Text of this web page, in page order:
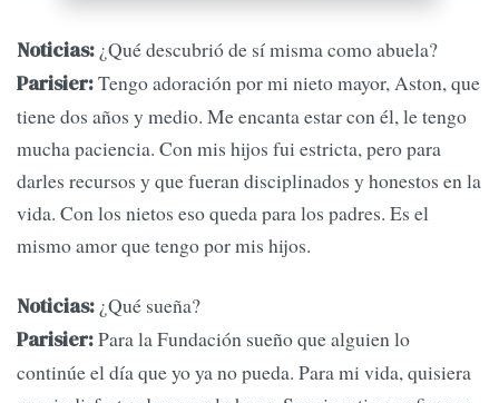
Noticias: ¿Qué descubrió de sí misma como abuela?
Parisier:Tengo adoración por mi nieto mayor, Aston, que
tiene dos años y medio. Me encanta estar con él, le tengo
mucha paciencia. Con mis hijos fui estricta, pero para
darles recursos y que fueran disciplinados y honestos en la
vida. Con los nietos eso queda para los padres. Es el
mismo amor que tengo por mis hijos.
Noticias: ¿Qué sueña?
Parisier:Para la Fundación sueño que alguien lo
continúe el día que yo ya no pueda. Para mi vida, quisiera